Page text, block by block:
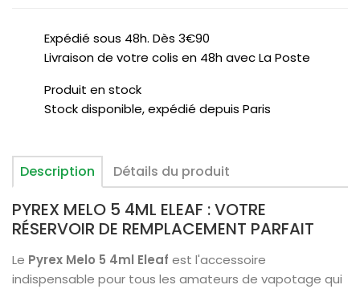
Expédié sous 48h. Dès 3€90
Livraison de votre colis en 48h avec La Poste
Produit en stock
Stock disponible, expédié depuis Paris
Description Détails du produit
PYREX MELO 5 4ML ELEAF : VOTRE
RÉSERVOIR DE REMPLACEMENT PARFAIT
Le Pyrex Melo 5 4ml Eleaf est l'accessoire
indispensable pour tous les amateurs de vapotage qui